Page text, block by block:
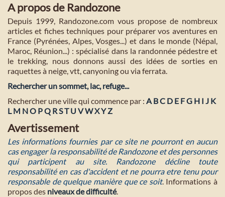
A propos de Randozone
Depuis 1999, Randozone.com vous propose de nombreux
articles et fiches techniques pour préparer vos aventures en
France (Pyrénées, Alpes, Vosges...) et dans le monde (Népal,
Maroc, Réunion...) : spécialisé dans la randonnée pédestre et
le trekking, nous donnons aussi des idées de sorties en
raquettes à neige, vtt, canyoning ou via ferrata.
Rechercher un sommet, lac, refuge...
Rechercher une ville qui commence par : A BC D E FG H I J K
L M NO PQ RST U VWXYZ
Avertissement
Les informations fournies par ce site ne pourront en aucun
cas engager la responsabilité de Randozone et des personnes
qui participent au site. Randozone décline toute
responsabilité en cas d'accident et ne pourra etre tenu pour
responsable de quelque manière que ce soit. Informations à
propos des niveaux de difficulté.